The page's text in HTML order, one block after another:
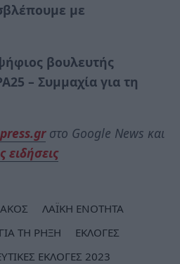
με
βουλευτής
– Συμμαχία για τη
στο Google News και
ειδήσεις
ΛΑΪΚΗ ΕΝΟΤΗΤΑ
ΤΗ ΡΗΞΗ
ΕΚΛΟΓΕΣ
ΕΚΛΟΓΕΣ 2023